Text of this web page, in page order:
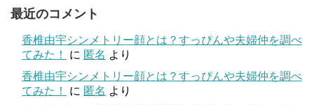
最近のコメント
香椎由宇シンメトリー顔とは？すっぴんや夫婦仲を調べ
てみた！
に 匿名 より
香椎由宇シンメトリー顔とは？すっぴんや夫婦仲を調べ
てみた！
に 匿名 より